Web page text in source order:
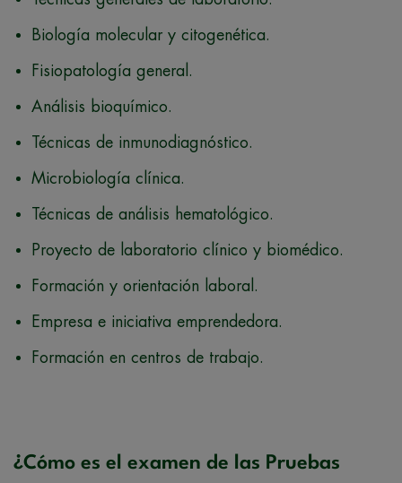
Biología molecular y citogenética.
Fisiopatología general.
Análisis bioquímico.
Técnicas de inmunodiagnóstico.
Microbiología clínica.
Técnicas de análisis hematológico.
Proyecto de laboratorio clínico y biomédico.
Formación y orientación laboral.
Empresa e iniciativa emprendedora.
Formación en centros de trabajo.
¿Cómo es el examen de las Pruebas